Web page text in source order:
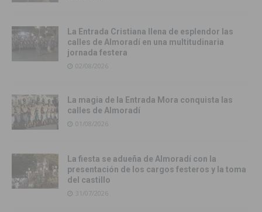
La Entrada Cristiana llena de esplendor las
calles de Almoradí en una multitudinaria
jornada festera
02/08/2026
La magia de la Entrada Mora conquista las
calles de Almoradí
01/08/2026
La fiesta se adueña de Almoradí con la
presentación de los cargos festeros y la toma
del castillo
31/07/2026